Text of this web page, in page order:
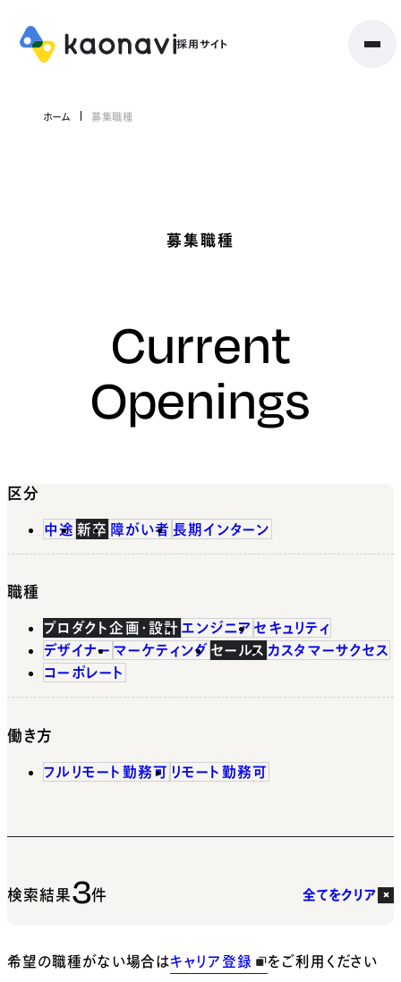
ホーム 募集職種
募集職種
Current
Openings
区分
中途 新卒 障がい者 長期インターン
職種
プロダクト企画・設計 エンジニア セキュリティ
デザイナー マーケティング セールス カスタマーサクセス
コーポレート
働き方
フルリモート勤務可 リモート勤務可
検索結果3件 全てをクリア
希望の職種がない場合はキャリア登録 をご利用ください